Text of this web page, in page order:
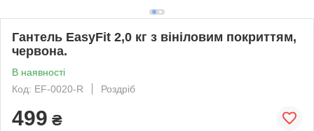
Гантель EasyFit 2,0 кг з вініловим покриттям,
червона.
В наявності
Код: EF-0020-R
Роздріб
499 ₴